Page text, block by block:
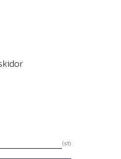
st